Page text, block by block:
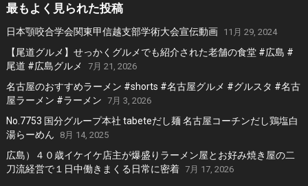
最もよく見られた投稿
日本顎咬合学会関東甲信越支部学術大会宣伝動画 11月 29, 2024
【尾道グルメ】せっかくグルメでも紹介された老舗の食堂 #広島 #
尾道 #広島グルメ
7月 21, 2026
名古屋のおすすめラーメン #shorts #名古屋グルメ #グルスタ #名古
屋ラーメン #ラーメン 7月 3, 2026
No.7753 国分グループ本社 tabeteだし麺 名古屋コーチンだし鶏塩白
湯らーめん
8月 14, 2025
広島）４０歳イケイケ店主が爆盛りラーメン屋とお好み焼き屋の二
刀流経営で１日中働きまくる日常に密着 7月 17, 2026